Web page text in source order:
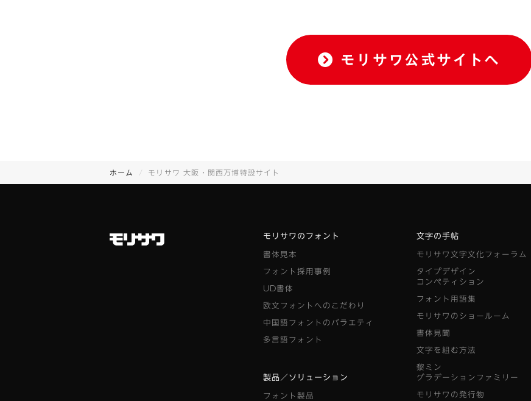
モリサワ公式サイトへ
ホーム モリサワ 大阪・関西万博特設サイト
モリサワのフォント
書体見本
フォント採用事例
UD書体
欧文フォントへのこだわり
中国語フォントのバラエティ
多言語フォント
製品／ソリューション
フォント製品
文字の手帖
モリサワ文字文化フォーラム
タイプデザイン
コンペティション
フォント用語集
モリサワのショールーム
書体見聞
文字を組む方法
黎ミン
グラデーションファミリー
モリサワの発行物